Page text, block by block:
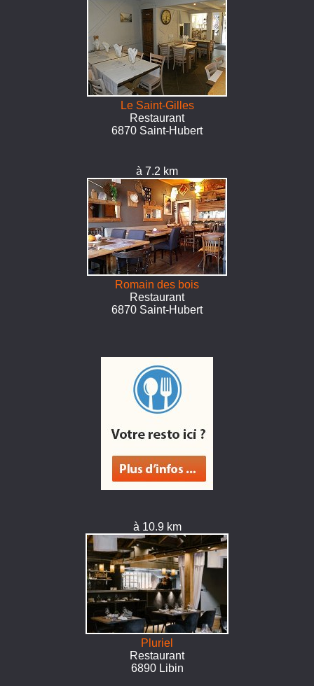
Le Saint-Gilles
Restaurant
6870 Saint-Hubert
à 7.2 km
Romain des bois
Restaurant
6870 Saint-Hubert
à 10.9 km
Pluriel
Restaurant
6890 Libin